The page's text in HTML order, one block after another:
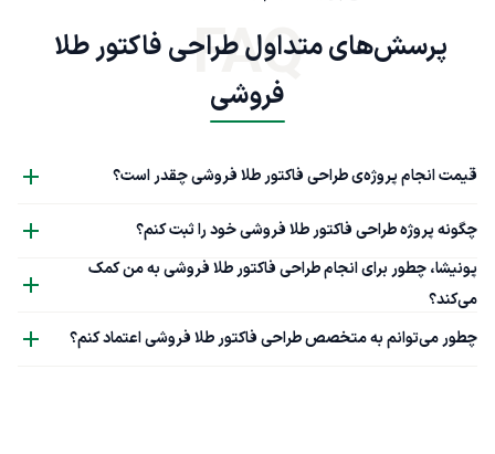
پرسش‌های متداول طراحی فاکتور طلا
فروشی
FAQ
قیمت انجام پروژه‌ی طراحی فاکتور طلا فروشی چقدر است؟
چگونه پروژه طراحی فاکتور طلا فروشی خود را ثبت کنم؟
پونیشا، چطور برای انجام طراحی فاکتور طلا فروشی به من کمک
می‌کند؟
چطور می‌توانم به متخصص طراحی فاکتور طلا فروشی اعتماد کنم؟